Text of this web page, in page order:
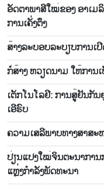
ອັດ​ຕາ​ພາ​ສີ​ໃໝ່​ຂອງ ອາ​ເມ​
ການ​ເຄັ່ງ​ຕຶງ
ສ້າງ​ລະ​ບອບ​ລະ​ບຽບ​ການ​
ກໍ່ສ້າງ ຫວຽດນາມ ໃຫ້ການ
ເຕັກ​ໂນ​ໂລ​ຢີ: ການ​ສູ້​ຢັນ​ກັ
ເອີ​ຣົບ
ຄວາມ​ເສ​ລີ​ພາບ​ທາງສາ​ສ
ປ່ຽນແປງໃໝ່ຈິນຕະນາກາ
ແຫຼ່ງກຳລັງພັດທະນາ